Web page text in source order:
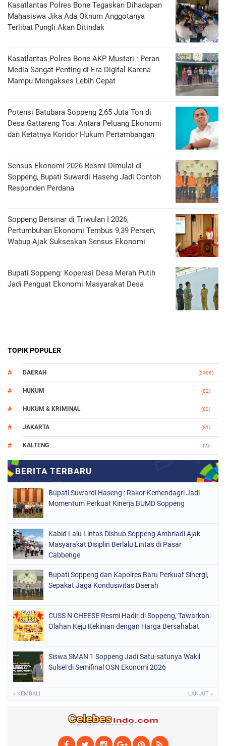
Kasatlantas Polres Bone Tegaskan Dihadapan
Mahasiswa Jika Ada Oknum Anggotanya
Terlibat Pungli Akan Ditindak
Kasatlantas Polres Bone AKP Mustari : Peran
Media Sangat Penting di Era Digital Karena
Mampu Mengakses Lebih Cepat
Potensi Batubara Soppeng 2,65 Juta Ton di
Desa Gattareng Toa: Antara Peluang Ekonomi
dan Ketatnya Koridor Hukum Pertambangan
Sensus Ekonomi 2026 Resmi Dimulai di
Soppeng, Bupati Suwardi Haseng Jadi Contoh
Responden Perdana
Soppeng Bersinar di Triwulan I 2026,
Pertumbuhan Ekonomi Tembus 9,39 Persen,
Wabup Ajak Sukseskan Sensus Ekonomi
Bupati Soppeng: Koperasi Desa Merah Putih
Jadi Penguat Ekonomi Masyarakat Desa
TOPIK POPULER
DAERAH (2108)
HUKUM (82)
HUKUM & KRIMINAL (82)
JAKARTA (81)
KALTENG (2)
(147)
NASIONAL (1021)
ORGANISASI
PERISTIWA
POLITIK (220)
POLRI
SOPPENG (1889)
SULSEL
Bupati Suwardi Haseng : Rakor Kemendagri Jadi
Momentum Perkuat Kinerja BUMD Soppeng
Kabid Lalu Lintas Dishub Soppeng Ambriadi Ajak
Masyarakat Disiplin Berlalu Lintas di Pasar
Cabbenge
Bupati Soppeng dan Kapolres Baru Perkuat Sinergi,
Sepakat Jaga Kondusivitas Daerah
CUSS N CHEESE Resmi Hadir di Soppeng, Tawarkan
Olahan Keju Kekinian dengan Harga Bersahabat
Siswa SMAN 1 Soppeng Jadi Satu-satunya Wakil
Sulsel di Semifinal OSN Ekonomi 2026
« KEMBALI LANJUT »